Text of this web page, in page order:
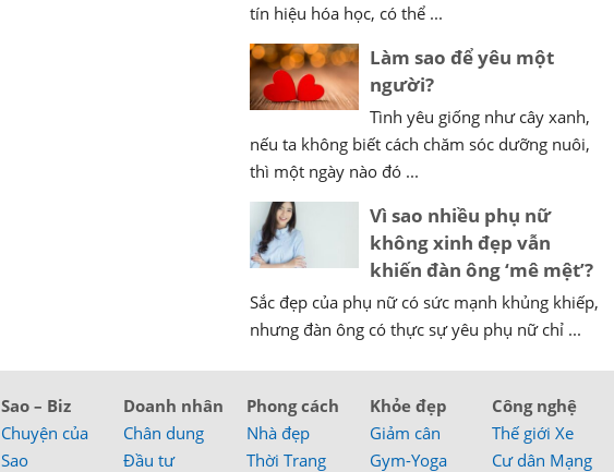
tín hiệu hóa học, có thể ...
Làm sao để yêu một
người?
Tình yêu giống như cây xanh,
nếu ta không biết cách chăm sóc dưỡng nuôi,
thì một ngày nào đó ...
Vì sao nhiều phụ nữ
không xinh đẹp vẫn
khiến đàn ông ‘mê mệt’?
Sắc đẹp của phụ nữ có sức mạnh khủng khiếp,
nhưng đàn ông có thực sự yêu phụ nữ chỉ ...
Sao – Biz
Chuyện của
Sao
Doanh nhân
Chân dung
Đầu tư
Phong cách
Nhà đẹp
Thời Trang
Khỏe đẹp
Giảm cân
Gym-Yoga
Công nghệ
Thế giới Xe
Cư dân Mạng